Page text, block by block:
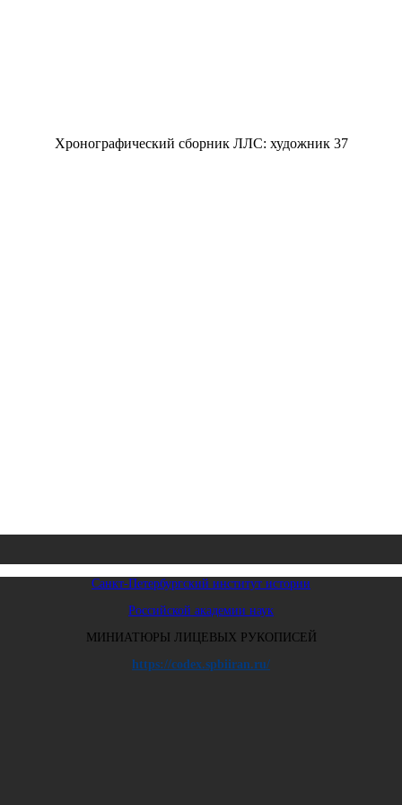
Хронографический сборник ЛЛС: художник 37
Санкт-Петербургский институт истории
Российской академии наук
МИНИАТЮРЫ ЛИЦЕВЫХ РУКОПИСЕЙ
https://codex.spbiiran.ru/